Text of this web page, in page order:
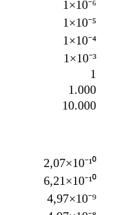
1×10⁻⁶
1×10⁻⁵
1×10⁻⁴
1×10⁻³
1
1.000
10.000
2,07×10⁻¹⁰
6,21×10⁻¹⁰
4,97×10⁻⁹